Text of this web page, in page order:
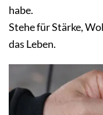
habe.
Stehe für Stärke,
das Leben.